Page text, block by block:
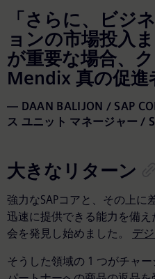
「さらに、ビジ
ョンの市場投入
が重要な場合、
Mendix 真の促進
DAAN BALIJON / SAP
ス ユニット マネージャー /
大きなリターン
強力なSAPコアと、その上に
迅速に提供できる能力を備
会を発見し始めました。 デ
そうした領域の 1 つがチャ